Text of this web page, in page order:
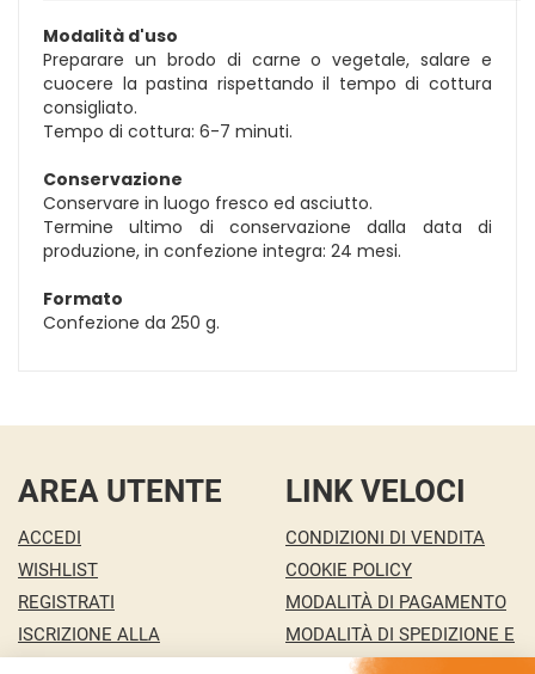
Modalità d'uso
Preparare un brodo di carne o vegetale, salare e
cuocere la pastina rispettando il tempo di cottura
consigliato.
Tempo di cottura: 6-7 minuti.
Conservazione
Conservare in luogo fresco ed asciutto.
Termine ultimo di conservazione dalla data di
produzione, in confezione integra: 24 mesi.
Formato
Confezione da 250 g.
AREA UTENTE
ACCEDI
WISHLIST
REGISTRATI
ISCRIZIONE ALLA
LINK VELOCI
CONDIZIONI DI VENDITA
COOKIE POLICY
MODALITÀ DI PAGAMENTO
MODALITÀ DI SPEDIZIONE E